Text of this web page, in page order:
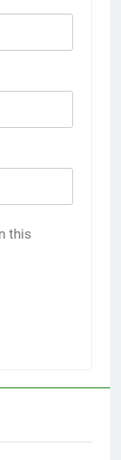
this